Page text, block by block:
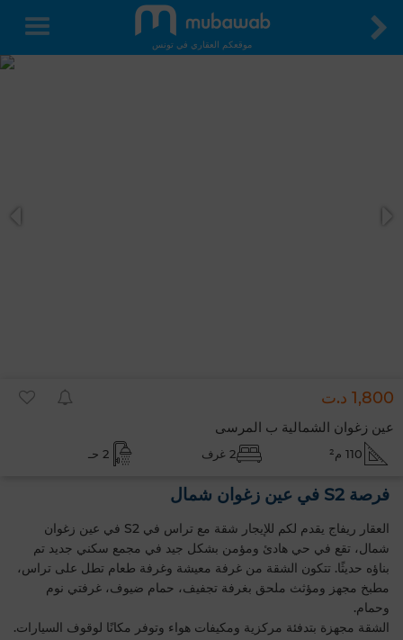
موقعكم العقاري في تونس
1,800 د.ت
عين زغوان الشمالية ب المرسى
110 م² 2 غرف 2 حـ
فرصة S2 في عين زغوان شمال
العقار ريفاج يقدم لكم للإيجار شقة مع تراس في S2 في عين زغوان
شمال، تقع في حي هادئ ومؤمن بشكل جيد في مجمع سكني جديد تم
بناؤه حديثًا. تتكون الشقة من غرفة معيشة وغرفة طعام تطل على تراس،
مطبخ مجهز ومؤثث ملحق بغرفة تجفيف، حمام ضيوف، غرفتي نوم
وحمام.
الشقة مجهزة بتدفئة مركزية ومكيفات هواء وتوفر مكانًا لوقوف السيارات.